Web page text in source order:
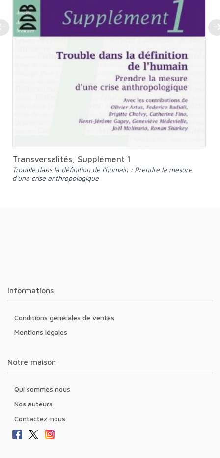
Transversalités, Supplément 1
Trouble dans la définition de l'humain : Prendre la mesure
d'une crise anthropologique
Informations
Conditions générales de ventes
Mentions légales
Notre maison
Qui sommes nous
Nos auteurs
Contactez-nous